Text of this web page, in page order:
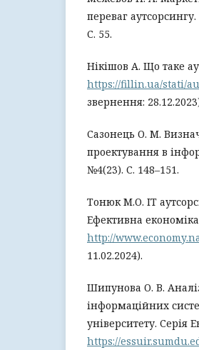
переваг
С. 55.
Нікішов А. Що таке
https://fillin.ua/stati/
звернення:
Сазонець О. М.
проектування в
№4(23). С. 148–151.
Тонюк М.О. ІТ
Ефективна
http://
11.02.2024).
Шипунова О. В.
інформаційних
університету. Серія
https://